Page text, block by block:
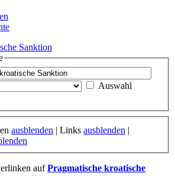
Sanktion
Auswahl
ausblenden | Links ausblenden |
aufPragmatische kroatische